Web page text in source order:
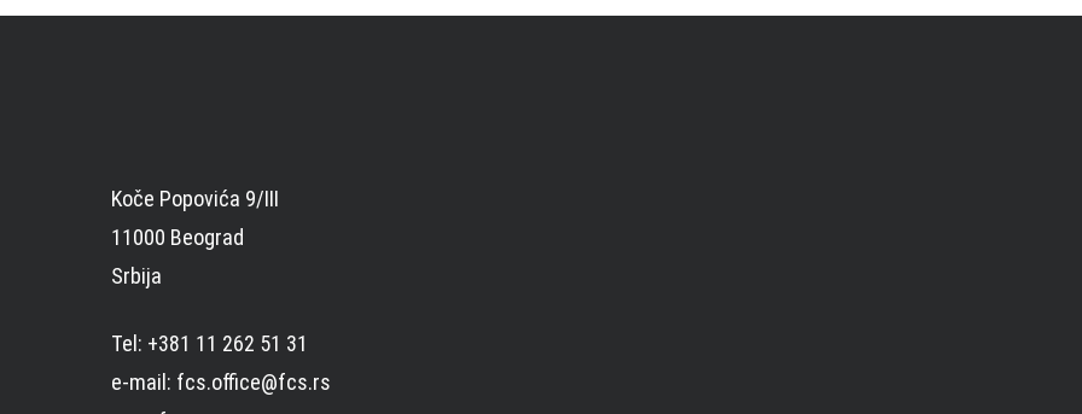
Koče Popovića 9/III
11000 Beograd
Srbija
Tel: +381 11 262 51 31
e-mail: fcs.office@fcs.rs